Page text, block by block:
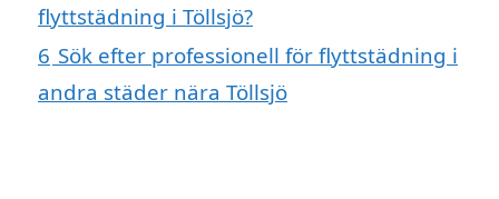
flyttstädning i Töllsjö?
6 Sök efter professionell för flyttstädning i
andra städer nära Töllsjö